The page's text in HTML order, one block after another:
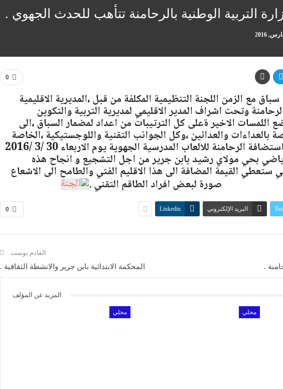
التربية الوطنية بالرحامنة تتأهب للحدث الجهوي .
0
مع الزمن اللجنة التنظيمية المكلفة من قبل ،المديرية الاقليمية
وتحت اشراف المدير الاقليمي لمديرية التربية والتكوين
الاخير ةعلى كل الترتيبات من اعداد لمضمار السباق ،الى
بالعداءات والعدائين ،وكل الجوانب التقنية واللوجستيكية ،الخاصة
بهذا الحدث الهام المتمثل في استضافة الرحامنة للالعاب المدرسية الجهوية يوم الاربعاء 30 /3 /2016
بحي مولاي رشيد بابن جرير من اجل التشجيع و انجاح هذه
ستعطي القيمة المضافة الى هذا الاقليم الفتي والطامح الى الاشعاع
صورة لبعض افراد الطاقم التقني .
0 البريد الإلكتروني Linkedin
.
القادم بوست
المحكمة الابتدائية بابن جرير والانشطة الثقافية .
المزيد عن المؤلف
محلي محلي